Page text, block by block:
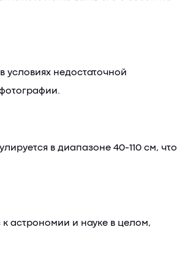
недостаточной
в диапазоне 40-110 см, что
астрономии и науке в целом,